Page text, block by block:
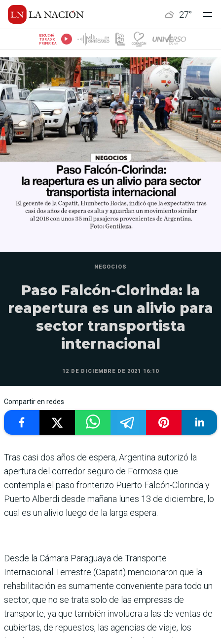
27°
ESCUCHÁ
TU RADIO
PREFERIDA
NEGOCIOS
Paso Falcón-Clorinda: la
reapertura es un alivio para
sector transportista
internacional
12 DE DICIEMBRE DE 2021 16:10
Compartir en redes
Tras casi dos años de espera, Argentina autorizó la
apertura del corredor seguro de Formosa que
contempla el paso fronterizo Puerto Falcón-Clorinda y
Puerto Alberdi desde mañana lunes 13 de diciembre, lo
cual es un alivio luego de la larga espera.
Desde la Cámara Paraguaya de Transporte
Internacional Terrestre (Capatit) mencionaron que la
rehabilitación es sumamente conveniente para todo un
sector, que no se trata solo de las empresas de
transporte, ya que también involucra a las de ventas de
cubiertas, de repuestos, las agencias de viaje, los